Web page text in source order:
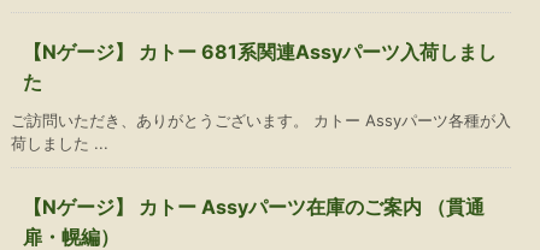
【Nゲージ】 カトー 681系関連Assyパーツ入荷しまし
た
ご訪問いただき、ありがとうございます。 カトー Assyパーツ各種が入
荷しました ...
【Nゲージ】 カトー Assyパーツ在庫のご案内 （貫通
扉・幌編）